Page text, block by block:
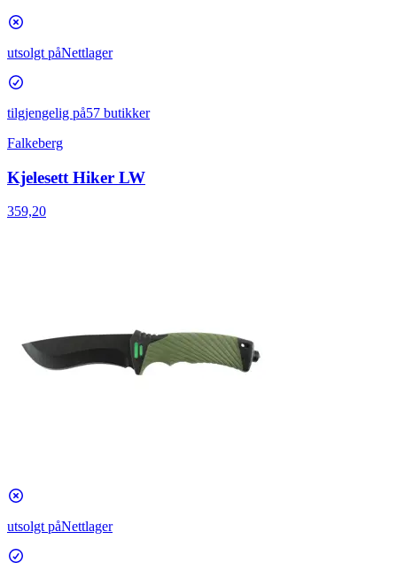
utsolgt påNettlager
tilgjengelig på57 butikker
Falkeberg
Kjelesett Hiker LW
359,20
utsolgt påNettlager